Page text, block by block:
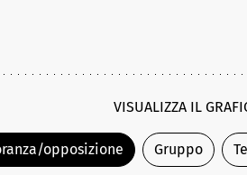
VISUALIZZA IL
opposizione Gruppo